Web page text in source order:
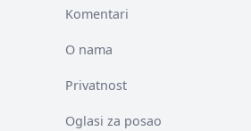
Komentari
O nama
Privatnost
Oglasi za posao